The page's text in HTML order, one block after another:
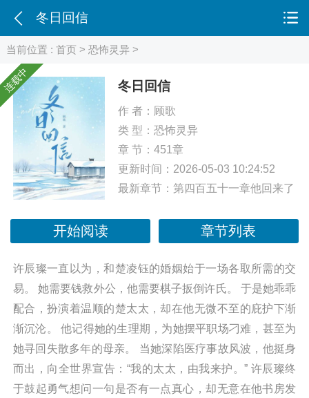
当前位置 :首页 >恐怖灵异 >
连载中 冬日回信
作 者： 顾歌
类 型： 恐怖灵异
章 节：451章
更新时间：2026-05-03 10:24:52
最新章节： 第四百五十一章他回来了
开始阅读 章节列表
许辰璨一直以为，和楚凌钰的婚姻始于一场各取所需的交
易。 她需要钱救外公，他需要棋子扳倒许氏。 于是她乖乖
配合，扮演着温顺的楚太太，却在他无微不至的庇护下渐
渐沉沦。 他记得她的生理期，为她摆平职场刁难，甚至为
她寻回失散多年的母亲。 当她深陷医疗事故风波，他挺身
而出，向全世界宣告：“我的太太，由我来护。” 许辰璨终
于鼓起勇气想问一句是否有一点真心，却无意在他书房发
冬日回信